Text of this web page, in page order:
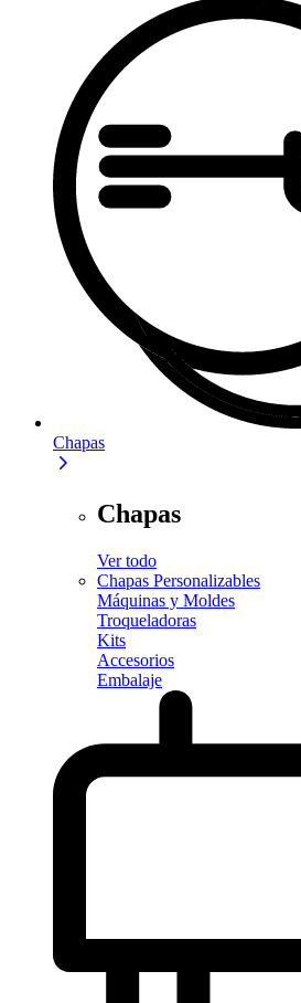
Chapas
Chapas
Ver todo
Chapas Personalizables
Máquinas y Moldes
Troqueladoras
Kits
Accesorios
Embalaje